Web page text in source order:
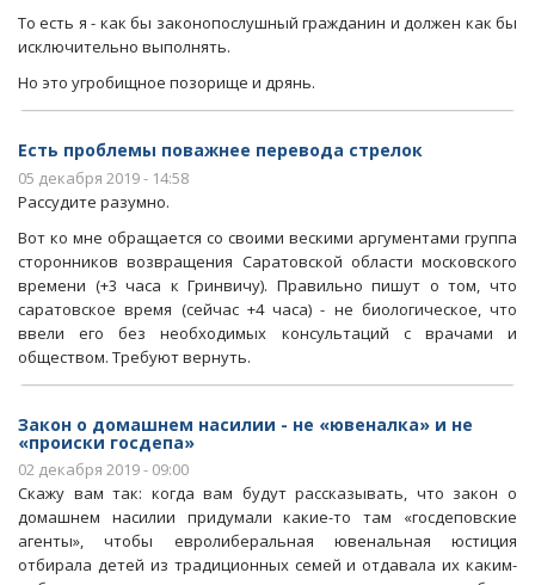
То есть я - как бы законопослушный гражданин и должен как бы
исключительно выполнять.
Но это угробищное позорище и дрянь.
Есть проблемы поважнее перевода стрелок
05 декабря 2019 - 14:58
Рассудите разумно.
Вот ко мне обращается со своими вескими аргументами группа
сторонников возвращения Саратовской области московского
времени (+3 часа к Гринвичу). Правильно пишут о том, что
саратовское время (сейчас +4 часа) - не биологическое, что
ввели его без необходимых консультаций с врачами и
обществом. Требуют вернуть.
Закон о домашнем насилии - не «ювеналка» и не
«происки госдепа»
02 декабря 2019 - 09:00
Скажу вам так: когда вам будут рассказывать, что закон о
домашнем насилии придумали какие-то там «госдеповские
агенты», чтобы евролиберальная ювенальная юстиция
отбирала детей из традиционных семей и отдавала их каким-